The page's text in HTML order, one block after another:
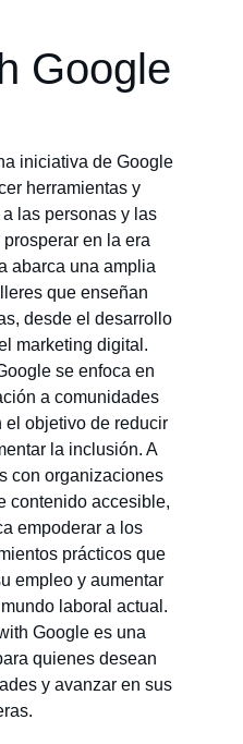
Google
iniciativa de Google
herramientas y
las personas y las
en la era
abarca una amplia
que enseñan
desde el desarrollo
marketing digital.
se enfoca en
a comunidades
el objetivo de reducir
la inclusión. A
con organizaciones
contenido accesible,
empoderar a los
prácticos que
empleo y aumentar
laboral actual.
Google es una
quienes desean
y avanzar en sus